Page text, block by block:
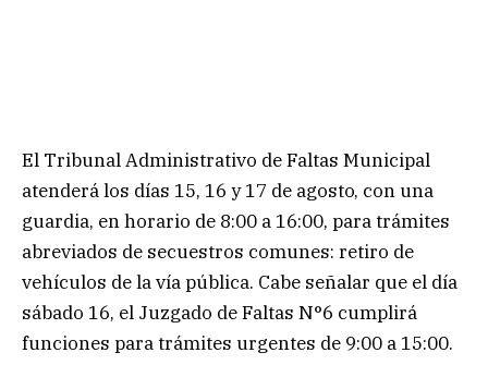
El Tribunal Administrativo de Faltas Municipal
atenderá los días 15, 16 y 17 de agosto, con una
guardia, en horario de 8:00 a 16:00, para trámites
abreviados de secuestros comunes: retiro de
vehículos de la vía pública. Cabe señalar que el día
sábado 16, el Juzgado de Faltas N°6 cumplirá
funciones para trámites urgentes de 9:00 a 15:00.